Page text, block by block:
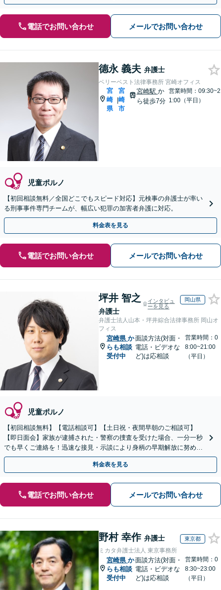
電話でお問い合わせ メールでお問い合わせ
德永 義夫 弁護士
ベリーベスト法律事務所 宮崎オフィス
宮
崎
県
|
宮
崎
市
宮崎駅 か
ら徒歩7分
営業時間：09:30~2
1:00（平日）
児童ポルノ
【初回相談無料／全国どこでもスピード対応】元検事の弁護士が率い
る刑事事件専門チームが、幅広い犯罪の加害者弁護に対応。
料金表を見る
電話でお問い合わせ メールでお問い合わせ
坪井 智之
弁護士
インタビュ
ーを見る
岡山県
弁護士法人山本・坪井綜合法律事務所 岡山オ
フィス
宮崎県 か
らも相談
受付中
面談方法(対面・
電話・ビデオな
ど)は応相談
営業時間：0
8:00~21:00
（平日）
児童ポルノ
【初回相談無料】【電話相談可】【土日祝・夜間早朝のご相談可】
【即日面会】家族が逮捕された・警察の捜査を受けた場合、一分一秒
でも早くご連絡を！迅速な接見・示談により身柄の早期解放に努めま
す。精神面のケアも重視し、少年事件にも力を入れています。
料金表を見る
電話でお問い合わせ メールでお問い合わせ
野村 幸作 弁護士 東京都
ミカタ弁護士法人 東京事務所
宮崎県 か
らも相談
受付中
面談方法(対面・
電話・ビデオな
ど)は応相談
営業時間：0
8:30~23:00
（平日）